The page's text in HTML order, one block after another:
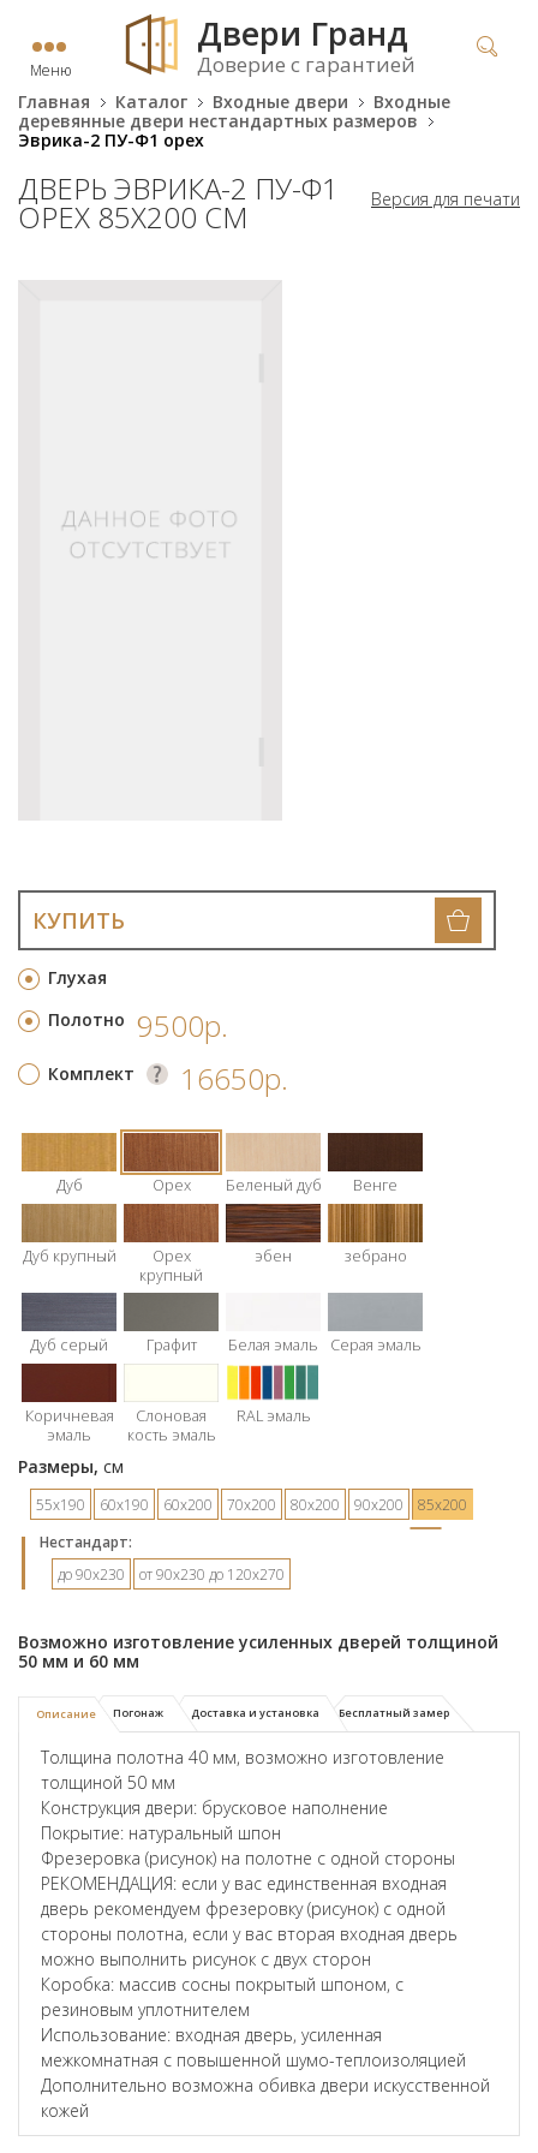
Меню
Двери Гранд
Доверие с гарантией
Главная Каталог Входные двери
Входные
деревянные двери нестандартных размеров
Эврика-2 ПУ-Ф1 орех
Версия для печати
ДВЕРЬ ЭВРИКА-2 ПУ-Ф1
ОРЕХ 85Х200 СМ
Глухая
КУПИТЬ
Полотно 9500р.
Комплект 16650р.
Дуб Орех Беленый дуб Венге
Дуб крупный
Орех
крупный
эбен зебрано
Дуб серый Графит Белая эмаль Серая эмаль
Коричневая
эмаль
Слоновая
кость эмаль
RAL эмаль
Размеры, см
55х190 60х190 60х200 70х200 80х200 90х200
85х200
Hестандарт:
до 90х230
от 90х230 до 120х270
Возможно изготовление усиленных дверей толщиной
50 мм и 60 мм
Описание Погонаж Доставка и установка Бесплатный замер
Толщина полотна 40 мм, возможно изготовление
толщиной 50 мм
Конструкция двери: брусковое наполнение
Покрытие: натуральный шпон
Фрезеровка (рисунок) на полотне с одной стороны
РЕКОМЕНДАЦИЯ: если у вас единственная входная
дверь рекомендуем фрезеровку (рисунок) с одной
стороны полотна, если у вас вторая входная дверь
можно выполнить рисунок с двух сторон
Коробка: массив сосны покрытый шпоном, с
резиновым уплотнителем
Использование: входная дверь, усиленная
межкомнатная с повышенной шумо-теплоизоляцией
Дополнительно возможна обивка двери искусственной
кожей